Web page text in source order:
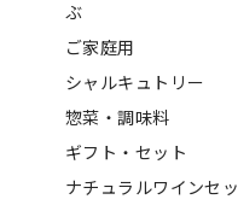
ぶ
ご家庭用
シャルキュトリー
惣菜・調味料
ギフト・セット
ナチュラルワインセッ